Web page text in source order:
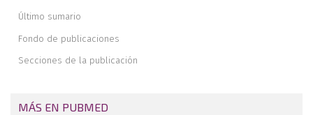
Enfermedad de Haglund-Sever: evaluación crítica de los patrones
electrónicos: un nuevo método
Último sumario
Fondo de publicaciones
Secciones de la publicación
MÁS EN PUBMED